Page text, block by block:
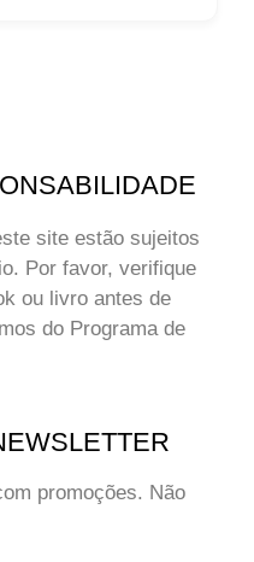
site estão sujeitos
Por favor, verifique
ou livro antes de
do Programa de
promoções. Não